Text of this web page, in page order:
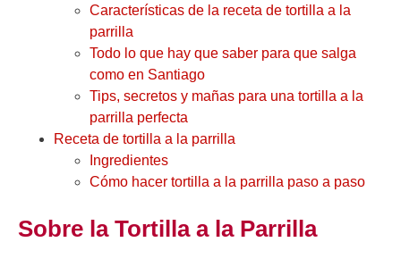
Características de la receta de tortilla a la
parrilla
Todo lo que hay que saber para que salga
como en Santiago
Tips, secretos y mañas para una tortilla a la
parrilla perfecta
Receta de tortilla a la parrilla
Ingredientes
Cómo hacer tortilla a la parrilla paso a paso
Sobre la Tortilla a la Parrilla